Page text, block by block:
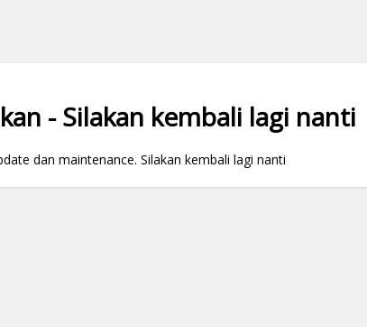
- Silakan kembali lagi nanti
dan maintenance. Silakan kembali lagi nanti